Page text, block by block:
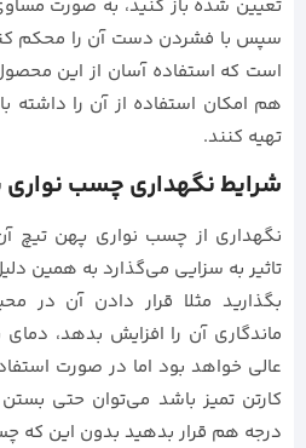
تعیین شده باز کنید، به صورت
سپس با فشردن دست آن را محکم
است که استفاده آسان از این
هم امکان استفاده از آن را داشته
تهیه کنند.
شرایط نگهداری چسب
نگهداری از چسب نواری پهن تیچ
تاثیر به سزایی می‌گذارد به همین
بگذارید مثلا قرار دادن آن
عالی خواهد بود اما در صورت
درجه هم قرار بدهید بدون این که